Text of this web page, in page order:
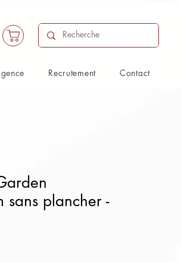
plancher -
Recrutement Contact